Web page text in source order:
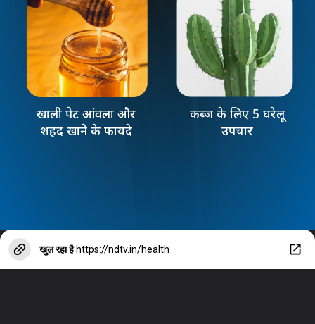
खाली पेट आंवला और
शहद खाने के फायदे
कब्ज के लिए 5 घरेलू
उपचार
खुल रहा हैhttps://ndtv.in/health